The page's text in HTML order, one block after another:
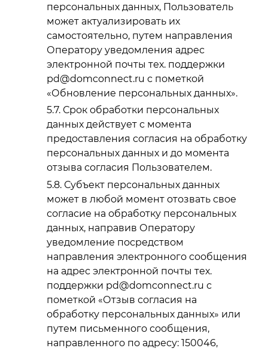
персональных данных, Пользователь
может актуализировать их
самостоятельно, путем направления
Оператору уведомления адрес
электронной почты тех. поддержки
pd@domconnect.ru с пометкой
«Обновление персональных данных».
Срок обработки персональных
данных действует с момента
предоставления согласия на обработку
персональных данных и до момента
отзыва согласия Пользователем.
Субъект персональных данных
может в любой момент отозвать свое
согласие на обработку персональных
данных, направив Оператору
уведомление посредством
направления электронного сообщения
на адрес электронной почты тех.
поддержки pd@domconnect.ru с
пометкой «Отзыв согласия на
обработку персональных данных» или
путем письменного сообщения,
направленного по адресу: 150046,